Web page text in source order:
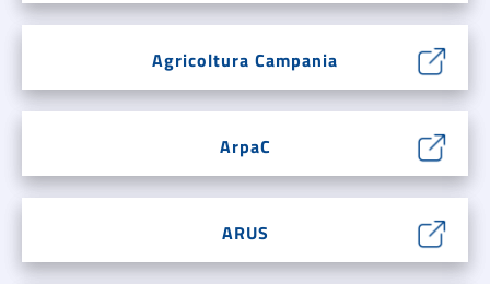
Agricoltura Campania
ArpaC
ARUS